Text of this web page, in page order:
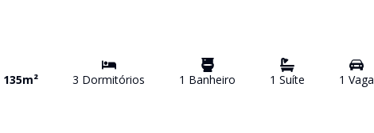
135m² 3 Dormitórios 1 Banheiro 1 Suíte 1 Vaga